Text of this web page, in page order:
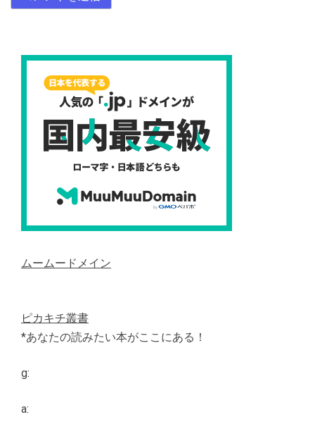
ムームードメイン
ピカキチ叢書
*あなたの読みたい本がここにある！
g:
a: